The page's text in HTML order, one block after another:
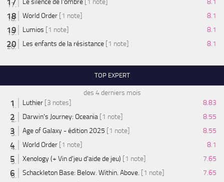
Le silence de l'ombre [1 note]
8.1
World Order [1 note]
8.1
Lumios [1 note]
8.1
Les enfants de la résistance [1 note] 8.1
TOP EXPERT
des 4 derniers mois
Luthier [3 notes]
8.83
Darwin's Journey: Oceania [1 note]
8.55
Age of Galaxy - édition 2025 [1 note]
8.55
World Order [1 note]
8.1
Xenology (+ Vin d'jeu d'aide de jeu) [1 note]
7.65
Schackleton Base: Below. Within. Above. [1 note]
7.65